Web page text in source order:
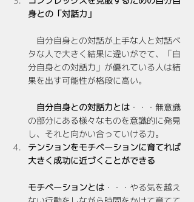
身との「対話力」
自分自身との対話が上手な人と対話ベ
タな人で大きく結果に違いがでて、「自
分自身との対話力」が優れている人は結
果を出す可能性が格段に高い。
自分自身との対話力とは ・・・無意識
の部分にある様々なものを意識的に発見
し、それと向かい合っていける力。
テンションをモチベーションに育てれば
大きく成功に近づくことができる
モチベーションとは ・・・やる気を越え